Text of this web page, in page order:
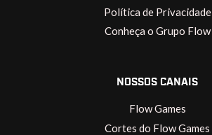
Política de Privacidade
Conheça o Grupo Flow
NOSSOS CANAIS
Flow Games
Cortes do Flow Games